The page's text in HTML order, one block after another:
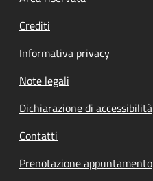
Crediti
Informativa privacy
Note legali
Dichiarazione di accessibilità
Contatti
Prenotazione appuntamento